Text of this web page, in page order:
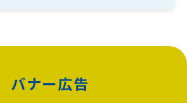
バナー広告